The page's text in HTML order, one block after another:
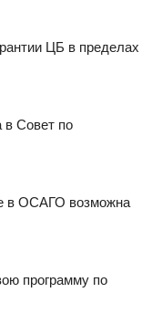
ЦБ в пределах
Совет по
в ОСАГО возможна
программу по